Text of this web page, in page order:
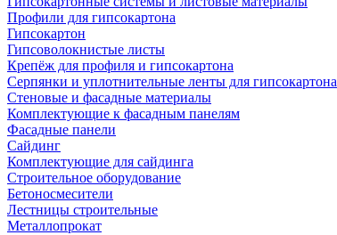
Профили для гипсокартона
Гипсокартон
Гипсоволокнистые листы
Крепёж для профиля и гипсокартона
Серпянки и уплотнительные ленты для гипсокартона
Стеновые и фасадные материалы
Комплектующие к фасадным панелям
Фасадные панели
Сайдинг
Комплектующие для сайдинга
Строительное оборудование
Бетоносмесители
Лестницы строительные
Металлопрокат